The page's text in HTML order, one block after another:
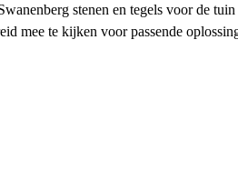
stenen en tegels voor de
mee te kijken voor passende